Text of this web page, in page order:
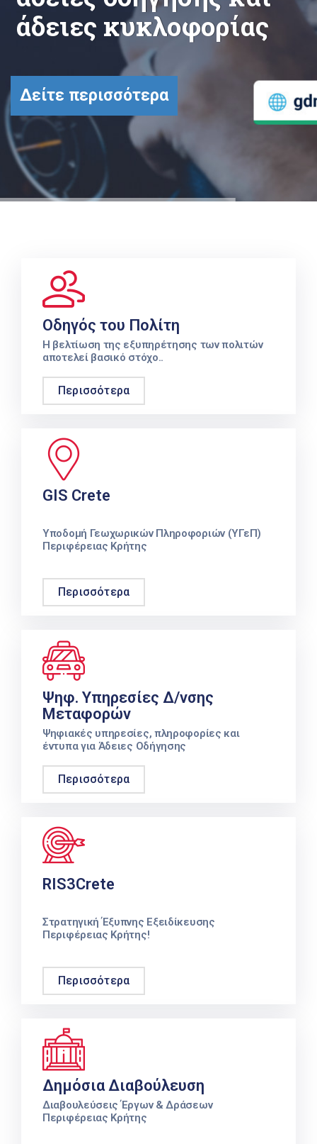
Δείτε περισσότερα
άδειες κυκλοφορίας
Οδηγός του Πολίτη
Η βελτίωση της εξυπηρέτησης των πολιτών
αποτελεί βασικό στόχο..
Περισσότερα
GIS Crete
Υποδομή Γεωχωρικών Πληροφοριών (ΥΓεΠ)
Περιφέρειας Κρήτης
Περισσότερα
Ψηφ. Υπηρεσίες Δ/νσης
Μεταφορών
Ψηφιακές υπηρεσίες, πληροφορίες και
έντυπα για Άδειες Οδήγησης
Περισσότερα
RIS3Crete
Στρατηγική Έξυπνης Εξειδίκευσης
Περιφέρειας Κρήτης!
Περισσότερα
Δημόσια Διαβούλευση
Διαβουλεύσεις Έργων & Δράσεων
Περιφέρειας Κρήτης